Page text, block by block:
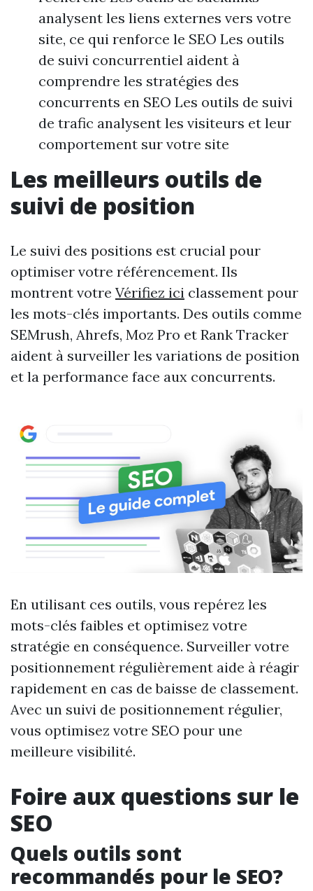
analysent les liens externes vers votre
site, ce qui renforce le SEO Les outils
de suivi concurrentiel aident à
comprendre les stratégies des
concurrents en SEO Les outils de suivi
de trafic analysent les visiteurs et leur
comportement sur votre site
Les meilleurs outils de
suivi de position
Le suivi des positions est crucial pour
optimiser votre référencement. Ils
montrent votre Vérifiez ici classement pour
les mots-clés importants. Des outils comme
SEMrush, Ahrefs, Moz Pro et Rank Tracker
aident à surveiller les variations de position
et la performance face aux concurrents.
En utilisant ces outils, vous repérez les
mots-clés faibles et optimisez votre
stratégie en conséquence. Surveiller votre
positionnement régulièrement aide à réagir
rapidement en cas de baisse de classement.
Avec un suivi de positionnement régulier,
vous optimisez votre SEO pour une
meilleure visibilité.
Foire aux questions sur le
SEO
Quels outils sont
recommandés pour le SEO?